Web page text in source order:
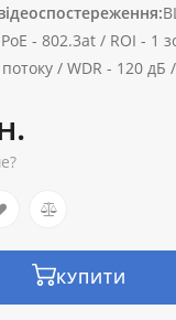
PoE - 802.3at / ROI - 1
/ WDR - 120 дБ /
КУПИТИ